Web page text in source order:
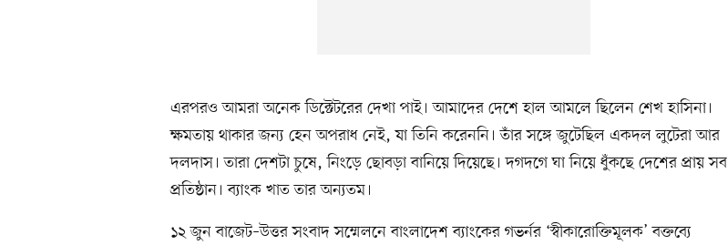
এরপরও আমরা অনেক ডিক্টেটরের দেখা পাই। আমাদের দেশে হাল আমলে ছিলেন শেখ হাসিনা।
ক্ষমতায় থাকার জন্য হেন অপরাধ নেই, যা তিনি করেননি। তাঁর সঙ্গে জুটেছিল একদল লুটেরা আর
দলদাস। তারা দেশটা চুষে, নিংড়ে ছোবড়া বানিয়ে দিয়েছে। দগদগে ঘা নিয়ে ধুঁকছে দেশের প্রায় সব
প্রতিষ্ঠান। ব্যাংক খাত তার অন্যতম।
১২ জুন বাজেট–উত্তর সংবাদ সম্মেলনে বাংলাদেশ ব্যাংকের গভর্নর ‘স্বীকারোক্তিমূলক’ বক্তব্যে